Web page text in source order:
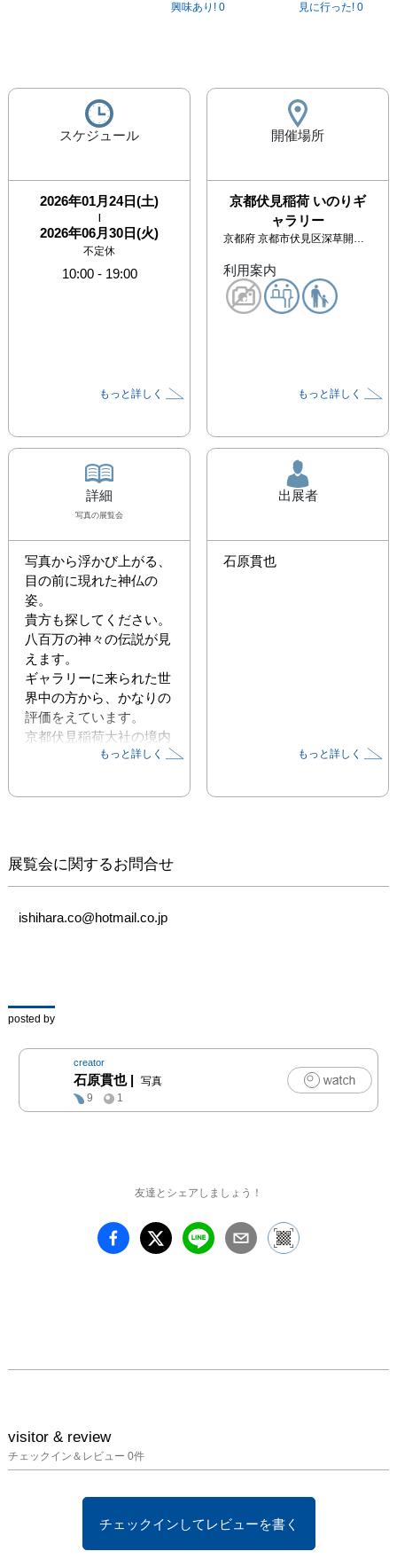
興味あり! 0 見に行った! 0
スケジュール
2026年01月24日(土)
|
2026年06月30日(火)
不定休
10:00- 19:00
もっと詳しく
開催場所
京都伏見稲荷 いのりギ
ャラリー
京都府 京都市伏見区深草開土口町12-5
利用案内
もっと詳しく
詳細
写真の展覧会
写真から浮かび上がる、
目の前に現れた神仏の
姿。
貴方も探してください。
八百万の神々の伝説が見
えます。
ギャラリーに来られた世
界中の方から、かなりの
評価をえています。
京都伏見稲荷大社の境内
参道、千本鳥居を抜けた
もっと詳しく
出展者
石原貫也
もっと詳しく
展覧会に関するお問合せ
ishihara.co@hotmail.co.jp
posted by
creator
石原貫也|
写真
9
1
友達とシェアしましょう！
visitor & review
チェックイン＆レビュー 0件
チェックインしてレビューを書く